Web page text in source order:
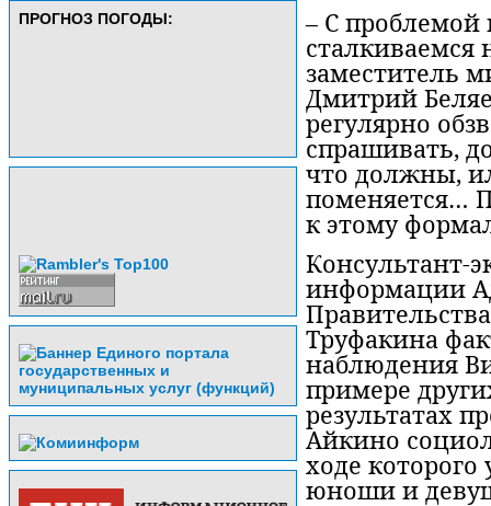
ПРОГНОЗ ПОГОДЫ:
– С
сталкиваемся
заместитель
Дмитрий
регулярно
спрашивать,
что должны,
поменяется…
к этому
Консультант-
информации
Труфакина
наблюдения
примере
результатах
Айкино
ходе
юноши и